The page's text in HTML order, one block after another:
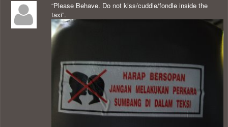
“Please Behave. Do not kiss/cuddle/fondle inside the
taxi”.